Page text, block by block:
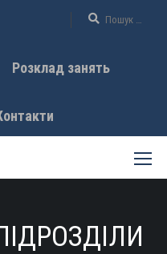
Розклад занять